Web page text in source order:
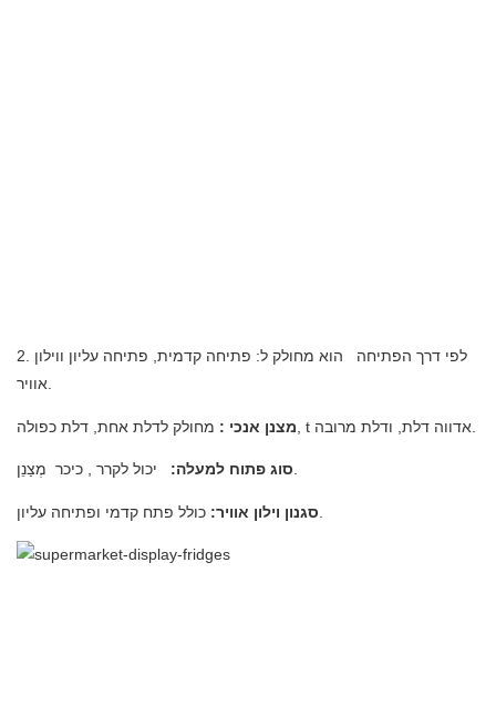
2. לפי דרך הפתיחה
הוא מחולק ל: פתיחה קדמית, פתיחה עליון ווילון
אוויר.
מצנן אנכי : מחולק לדלת אחת, דלת כפולה, t
סוג פתוח למעלה: יכול לקרר , כיכר
סגנון וילון אוויר: